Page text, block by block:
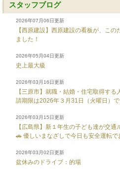
スタッフブログ
2026年07月06日更新
【西原建設】西原建設の看板が、こ
ました！
2026年05月04日更新
史上最大級
2026年03月16日更新
【三原市】就職・結婚・住宅取得す
請期限は2026年３月31日（火曜日）で
2026年03月15日更新
【広島県】新１年生の子ども達が交
🚗 優しいまなざしで今日も安全運転で
2026年03月02日更新
盆休みのドライブ：的場